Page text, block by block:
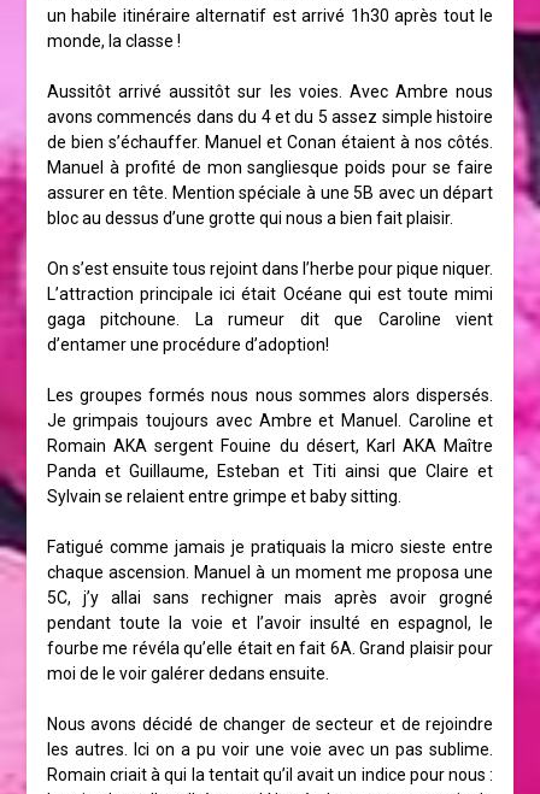
un habile itinéraire alternatif est arrivé 1h30 après tout le
monde, la classe !
Aussitôt arrivé aussitôt sur les voies. Avec Ambre nous
avons commencés dans du 4 et du 5 assez simple histoire
de bien s’échauffer. Manuel et Conan étaient à nos côtés.
Manuel à profité de mon sangliesque poids pour se faire
assurer en tête. Mention spéciale à une 5B avec un départ
bloc au dessus d’une grotte qui nous a bien fait plaisir.
On s’est ensuite tous rejoint dans l’herbe pour pique niquer.
L’attraction principale ici était Océane qui est toute mimi
gaga pitchoune. La rumeur dit que Caroline vient
d’entamer une procédure d’adoption!
Les groupes formés nous nous sommes alors dispersés.
Je grimpais toujours avec Ambre et Manuel. Caroline et
Romain AKA sergent Fouine du désert, Karl AKA Maître
Panda et Guillaume, Esteban et Titi ainsi que Claire et
Sylvain se relaient entre grimpe et baby sitting.
Fatigué comme jamais je pratiquais la micro sieste entre
chaque ascension. Manuel à un moment me proposa une
5C, j’y allai sans rechigner mais après avoir grogné
pendant toute la voie et l’avoir insulté en espagnol, le
fourbe me révéla qu’elle était en fait 6A. Grand plaisir pour
moi de le voir galérer dedans ensuite.
Nous avons décidé de changer de secteur et de rejoindre
les autres. Ici on a pu voir une voie avec un pas sublime.
Romain criait à qui la tentait qu’il avait un indice pour nous :